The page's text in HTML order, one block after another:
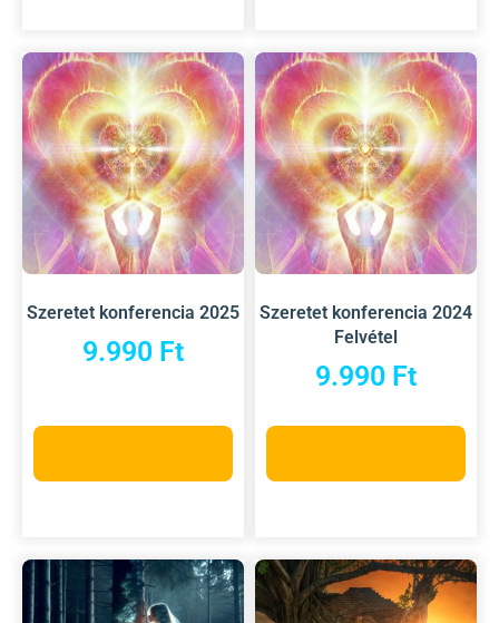
Szeretet konferencia 2025
9.990 Ft
Szeretet konferencia 2024
Felvétel
9.990 Ft